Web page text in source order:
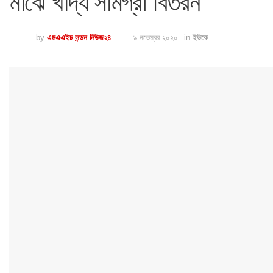
by এমএএইচ লন্ডন নিউজ২৪ ৯ নভেম্বর ২০২০ in ইউকে